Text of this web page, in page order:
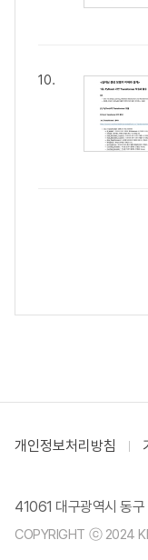
10.
개인정보처리방침
41061 대구광역시 동
COPYRIGHT ⓒ 2024